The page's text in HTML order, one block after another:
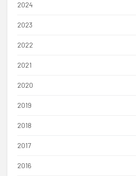
2024
2023
2022
2021
2020
2019
2018
2017
2016